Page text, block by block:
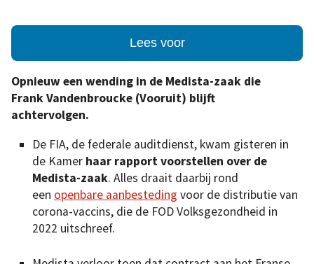
Lees voor
Opnieuw een wending in de Medista-zaak die
Frank Vandenbroucke (Vooruit) blijft
achtervolgen.
De FIA, de federale auditdienst, kwam gisteren in
de Kamer haar rapport voorstellen over de
Medista-zaak. Alles draait daarbij rond
een openbare aanbesteding voor de distributie van
corona-vaccins, die de FOD Volksgezondheid in
2022 uitschreef.